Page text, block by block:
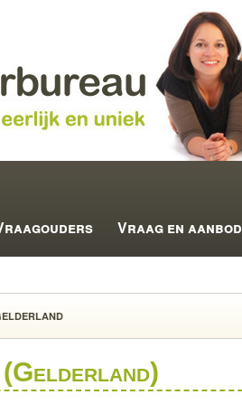
Vraag en aanbod